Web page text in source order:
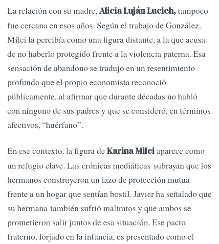
La relación con su madre,Alicia Luján Lucich,tampoco
fue cercana en esos años. Según el trabajo de González,
Milei la percibía como una figura distante, a la que acusa
de no haberlo protegido frente a la violencia paterna. Esa
sensación de abandono se tradujo en un resentimiento
profundo que el propio economista reconoció
públicamente, al afirmar que durante décadas no habló
con ninguno de sus padres y que se consideró, en términos
afectivos, “huérfano”.
En ese contexto, la figura deKarina Mileiaparece como
un refugio clave. Las crónicas mediáticas subrayan que los
hermanos construyeron un lazo de protección mutua
frente a un hogar que sentían hostil. Javier ha señalado que
su hermana también sufrió maltratos y que ambos se
prometieron salir juntos de esa situación. Ese pacto
fraterno, forjado en la infancia, es presentado como el